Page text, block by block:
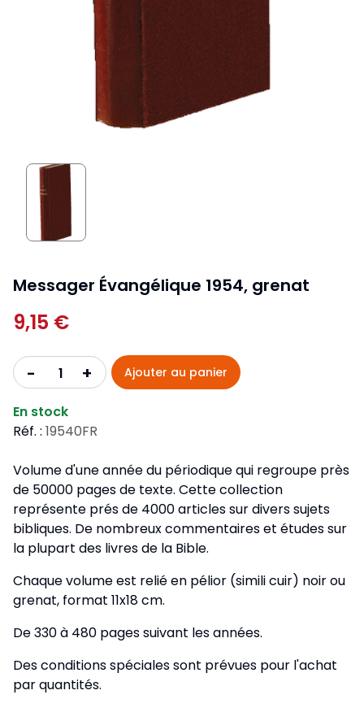
Messager Évangélique 1954, grenat
9,15 €
- + Ajouter au panier
En stock
Réf. : 19540FR
Volume d'une année du périodique qui regroupe près
de 50000 pages de texte. Cette collection
représente prés de 4000 articles sur divers sujets
bibliques. De nombreux commentaires et études sur
la plupart des livres de la Bible.
Chaque volume est relié en pélior (simili cuir) noir ou
grenat, format 11x18 cm.
De 330 à 480 pages suivant les années.
Des conditions spéciales sont prévues pour l'achat
par quantités.